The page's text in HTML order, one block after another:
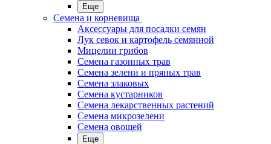
Еще
Семена и корневища
Аксессуары для посадки семян
Лук севок и картофель семянной
Мицелии грибов
Семена газонных трав
Семена зелени и пряных трав
Семена злаковых
Семена кустарников
Семена лекарственных растений
Семена микрозелени
Семена овощей
Еще